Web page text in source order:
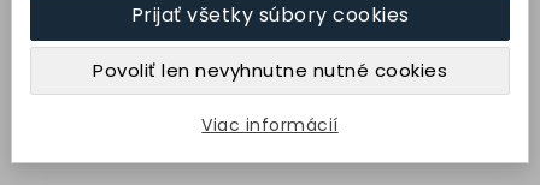
Kotúč plochý 400x200x203,2
(99BA80K9V40) TYROLIT
604,69 € bez DPH743,77 € s DPH
Prijať všetky súbory cookies
Povoliť len nevyhnutne nutné cookies
Viac informácií